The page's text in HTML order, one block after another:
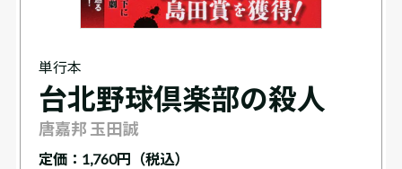
単行本
台北野球倶楽部の殺人
唐嘉邦 玉田誠
定価： 1,760円（税込）